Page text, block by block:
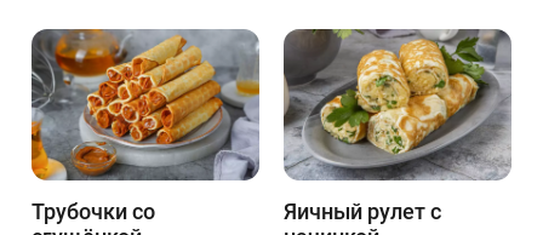
Трубочки со
Яичный рулет с